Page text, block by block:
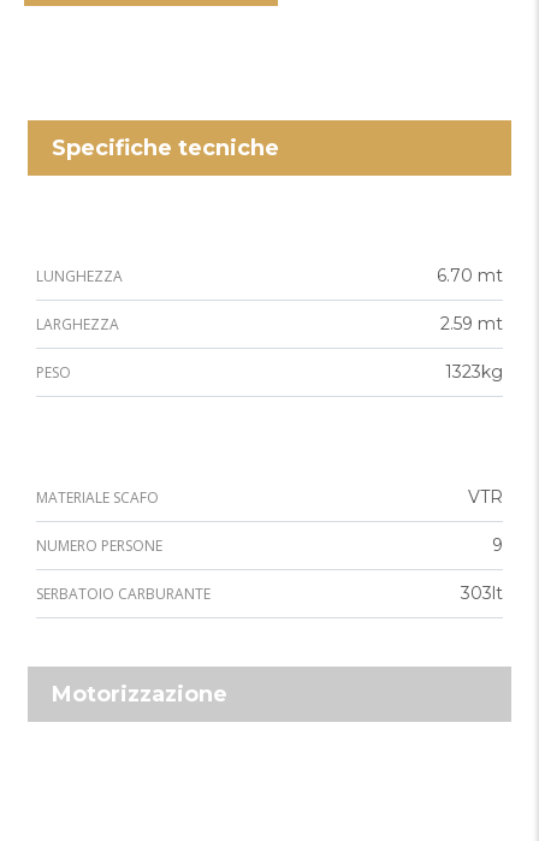
Specifiche tecniche
LUNGHEZZA 6.70 mt
LARGHEZZA 2.59 mt
PESO 1323kg
MATERIALE SCAFO VTR
NUMERO PERSONE 9
SERBATOIO CARBURANTE 303lt
Motorizzazione